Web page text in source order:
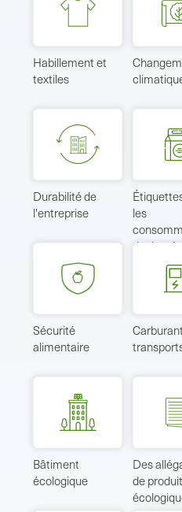
Habillement et
textiles
Durabilité de
l'entreprise
les
de
Sécurité
alimentaire
Bâtiment
écologique
Des
de